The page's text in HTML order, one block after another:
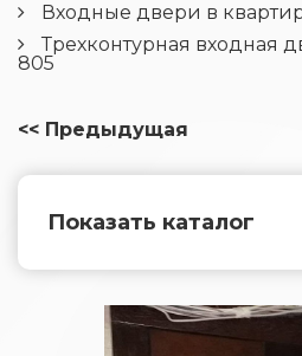
Входные двери в
Трехконтурная входная
805
<< Предыдущая
Показать каталог